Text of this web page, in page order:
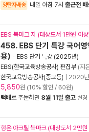
양탄자배송 내일 아침 7시 출근전
EBS 북마크 자 (대상도서 1만원 이
458. EBS 단기 특강 국어
용) - EBS 단기 특강 (2025년)
EBS(한국교육방송공사) 편집부 (지
한국교육방송공사(중고등)
2020
5,850원 (10% 할인 / 60원)
택배로 주문하면 8월 11일 출고 변경
행운 아크릴 북마크 (대상도서 2만원